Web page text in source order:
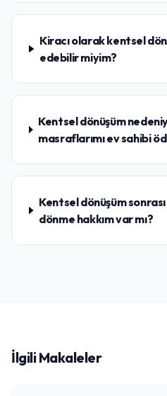
Kiracı olarak kentsel
edebilir miyim?
Kentsel dönüşüm
masraflarımı ev sahibi
Kentsel dönüşüm
dönme hakkım var mı?
İlgili Makaleler